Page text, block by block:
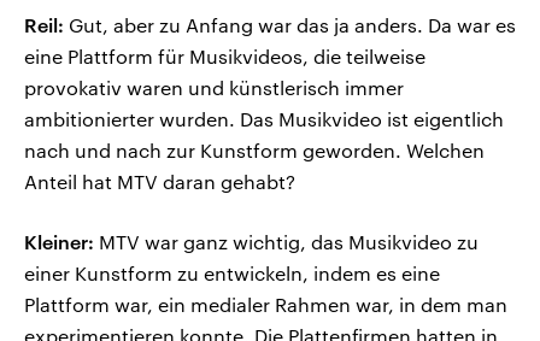
Reil: Gut, aber zu Anfang war das ja anders. Da war es
eine Plattform für Musikvideos, die teilweise
provokativ waren und künstlerisch immer
ambitionierter wurden. Das Musikvideo ist eigentlich
nach und nach zur Kunstform geworden. Welchen
Anteil hat MTV daran gehabt?
Kleiner: MTV war ganz wichtig, das Musikvideo zu
einer Kunstform zu entwickeln, indem es eine
Plattform war, ein medialer Rahmen war, in dem man
experimentieren konnte. Die Plattenfirmen hatten in